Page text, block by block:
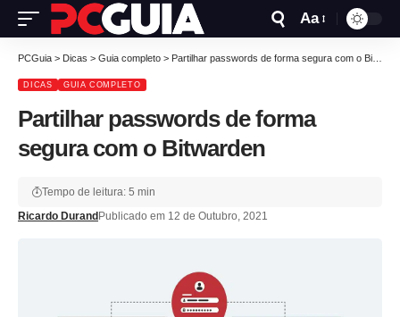
Aa
PCGuia > Dicas > Guia completo > Partilhar passwords de forma segura com o Bitwarden
DICAS GUIA COMPLETO
Partilhar passwords de forma
segura com o Bitwarden
Ricardo Durand Publicado em 12 de Outubro, 2021
Tempo de leitura: 5 min